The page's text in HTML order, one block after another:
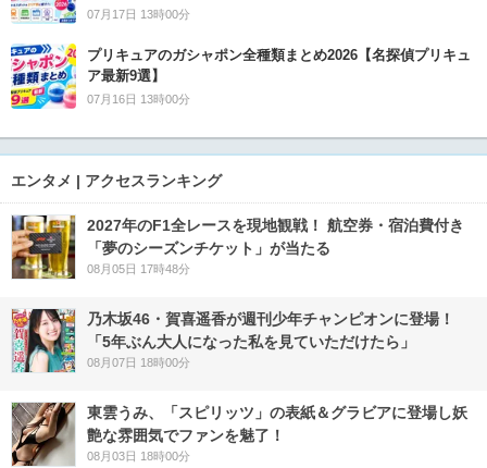
07月17日 13時00分
プリキュアのガシャポン全種類まとめ2026【名探偵プリキュ
ア最新9選】
07月16日 13時00分
エンタメ | アクセスランキング
2027年のF1全レースを現地観戦！ 航空券・宿泊費付き
「夢のシーズンチケット」が当たる
08月05日 17時48分
乃木坂46・賀喜遥香が週刊少年チャンピオンに登場！
「5年ぶん大人になった私を見ていただけたら」
08月07日 18時00分
東雲うみ、「スピリッツ」の表紙＆グラビアに登場し妖
艶な雰囲気でファンを魅了！
08月03日 18時00分